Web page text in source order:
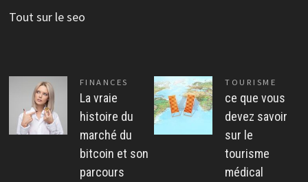
Tout sur le seo
FINANCES
La vraie
histoire du
marché du
bitcoin et son
parcours
TOURISME
ce que vous
devez savoir
sur le
tourisme
médical